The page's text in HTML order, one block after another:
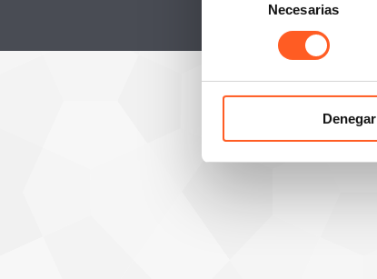
consentimiento
Necesarias
Denegar